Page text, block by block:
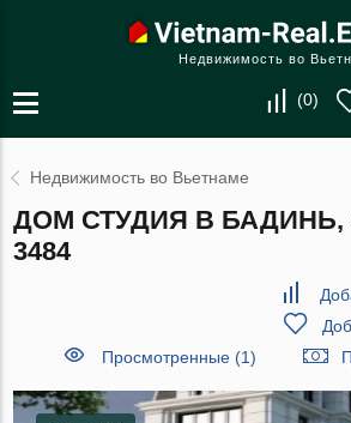
Недвижимость во
(0)
Недвижимость во Вьетнаме
ДОМ СТУДИЯ В
3484
Просмотренные (1)